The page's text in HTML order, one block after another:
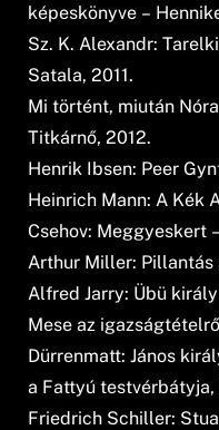
képeskönyve –
Sz. K. Alexandr:
Satala, 2011.
Mi történt, miután
Titkárnő, 2012.
Henrik Ibsen: Peer
Heinrich Mann: A Kék
Csehov: Meggyeskert
Arthur Miller: Pillantás
Alfred Jarry: Übü
Mese az
Dürrenmatt: János
a Fattyú testvérbátyja,
Friedrich Schiller: